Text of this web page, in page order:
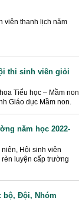
viên thanh lịch năm
thi sinh viên giỏi
Tiểu học – Mầm non
Giáo dục Mầm non.
năm học 2022-
Hội sinh viên
luyện cấp trường
bộ, Đội, Nhóm